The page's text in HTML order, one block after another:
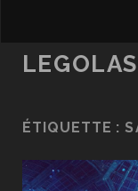
ÉTIQUETTE :